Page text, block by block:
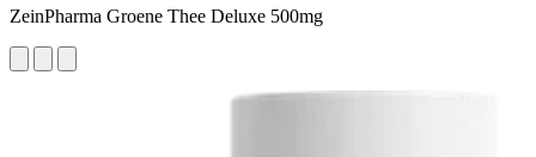
ZeinPharma Groene Thee Deluxe 500mg